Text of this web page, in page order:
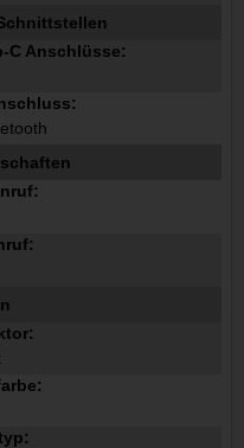
C Anschlüsse: